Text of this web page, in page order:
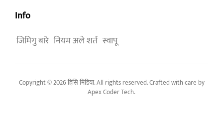
Info
जिमिगु बारे नियम अले शर्त स्वापू
Copyright © 2026 हिसि मिडिया. All rights reserved. Crafted with care by
Apex Coder Tech.